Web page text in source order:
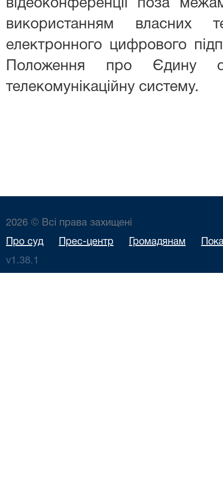
відеоконференції поза
використанням власних
електронного цифрового
Положення про Єдину
телекомунікаційну систему.
2026 © Всі права захищені
Про суд Прес-центр Громадянам
v1.38.1